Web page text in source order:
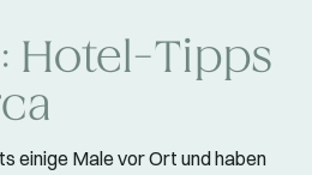
Hotel-Tipps
einige Male vor Ort und haben